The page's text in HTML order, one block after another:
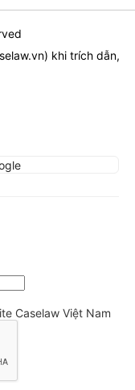
) khi trích dẫn,
Caselaw Việt Nam